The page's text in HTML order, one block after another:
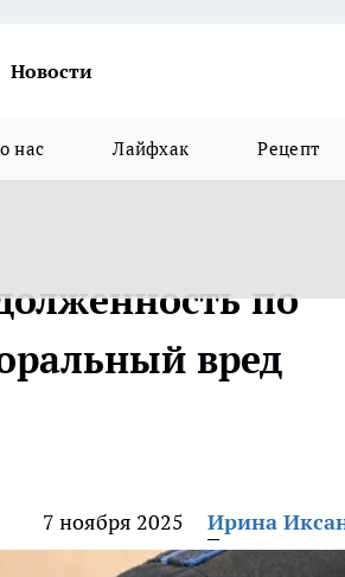
Новости
нас Лайфхак Рецепт
по
вред
7 ноября 2025 Ирина